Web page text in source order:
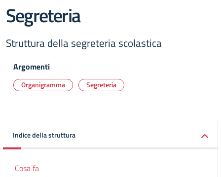
Segreteria
Struttura della segreteria scolastica
Argomenti
Organigramma Segreteria
Indice della struttura
Cosa fa